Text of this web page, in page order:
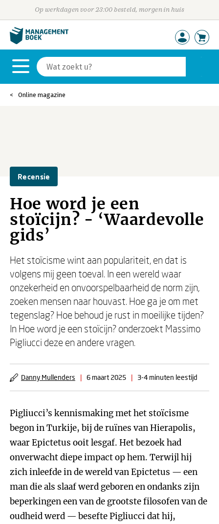
Op werkdagen voor 23:00 besteld, morgen in huis
Online magazine
Recensie
Hoe word je een
stoïcijn? - ‘Waardevolle
gids’
Het stoïcisme wint aan populariteit, en dat is
volgens mij geen toeval. In een wereld waar
onzekerheid en onvoorspelbaarheid de norm zijn,
zoeken mensen naar houvast. Hoe ga je om met
tegenslag? Hoe behoud je rust in moeilijke tijden?
In Hoe word je een stoïcijn? onderzoekt Massimo
Pigliucci deze en andere vragen.
Danny Mullenders | 6 maart 2025 | 3-4 minuten leestijd
Pigliucci’s kennismaking met het stoïcisme
begon in Turkije, bij de ruïnes van Hierapolis,
waar Epictetus ooit lesgaf. Het bezoek had
onverwacht diepe impact op hem. Terwijl hij
zich inleefde in de wereld van Epictetus — een
man die als slaaf werd geboren en ondanks zijn
beperkingen een van de grootste filosofen van de
oudheid werd — besefte Pigliucci dat hij,